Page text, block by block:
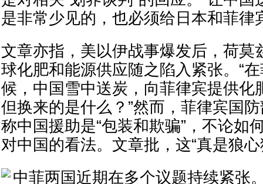
是非常少见的，也必须给日本和菲律
文章亦指，美以伊战事爆发后，荷莫
球化肥和能源供应随之陷入紧张。“
候，中国雪中送炭，向菲律宾提供化
但换来的是什么？”然而，菲律宾国
称中国援助是“包装和欺骗”，不论如
对中国的看法。文章批，这“真是狼心